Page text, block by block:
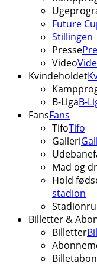
Future
Stillingen
Presse
Video
Kvindeholdet
B-LigaB-
FansFans
TifoTifo
Galleri
Mad og
Hold
stadion
Billetter &
Billetter